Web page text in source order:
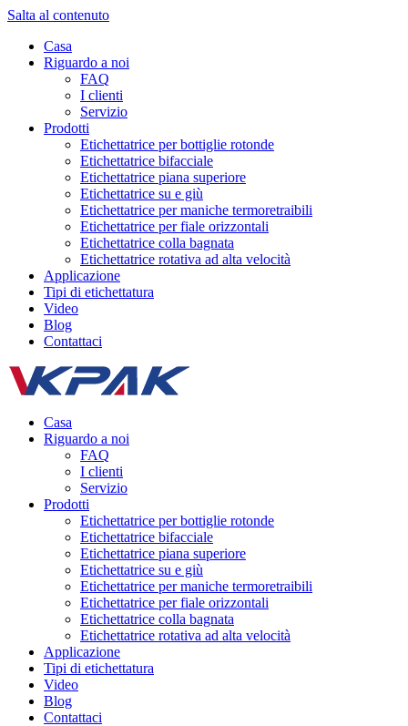
Salta al contenuto
Casa
Riguardo a noi
FAQ
I clienti
Servizio
Prodotti
Etichettatrice per bottiglie rotonde
Etichettatrice bifacciale
Etichettatrice piana superiore
Etichettatrice su e giù
Etichettatrice per maniche termoretraibili
Etichettatrice per fiale orizzontali
Etichettatrice colla bagnata
Etichettatrice rotativa ad alta velocità
Applicazione
Tipi di etichettatura
Video
Blog
Contattaci
Casa
Riguardo a noi
FAQ
I clienti
Servizio
Prodotti
Etichettatrice per bottiglie rotonde
Etichettatrice bifacciale
Etichettatrice piana superiore
Etichettatrice su e giù
Etichettatrice per maniche termoretraibili
Etichettatrice per fiale orizzontali
Etichettatrice colla bagnata
Etichettatrice rotativa ad alta velocità
Applicazione
Tipi di etichettatura
Video
Blog
Contattaci